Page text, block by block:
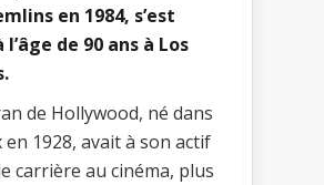
en 1984, s’est
de 90 ans à Los
de Hollywood, né dans
en 1928, avait à son actif
carrière au cinéma, plus